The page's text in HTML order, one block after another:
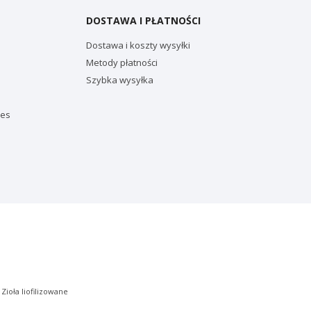
DOSTAWA I PŁATNOŚCI
Dostawa i koszty wysyłki
Metody płatności
Szybka wysyłka
Zioła liofilizowane